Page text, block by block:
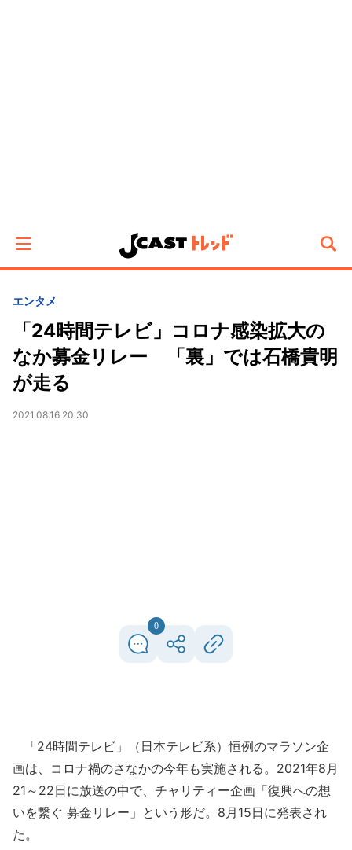
エンタメ
「24時間テレビ」コロナ感染拡大の
なか募金リレー 「裏」では石橋貴明
が走る
2021.08.16 20:30
0
「24時間テレビ」（日本テレビ系）恒例のマラソン企
画は、コロナ禍のさなかの今年も実施される。2021年8月
21～22日に放送の中で、チャリティー企画「復興への想
いを繋ぐ 募金リレー」という形だ。8月15日に発表され
た。